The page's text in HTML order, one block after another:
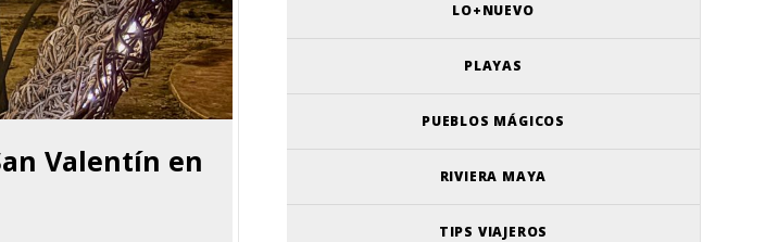
Valentín en
LO+NUEVO
PLAYAS
PUEBLOS MÁGICOS
RIVIERA MAYA
TIPS VIAJEROS